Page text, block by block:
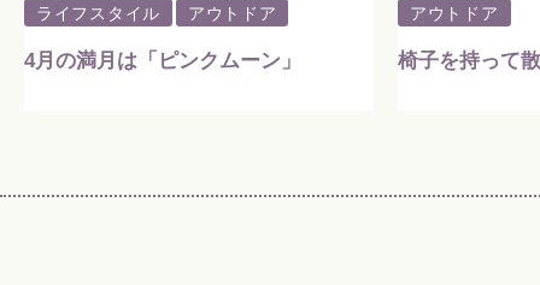
お知らせ
ライフスタイル アウトドア
4月の満月は「ピンクムーン」
アウトドア
椅子を持って